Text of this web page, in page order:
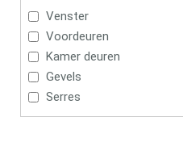
Venster
Voordeuren
Kamer deuren
Gevels
Serres